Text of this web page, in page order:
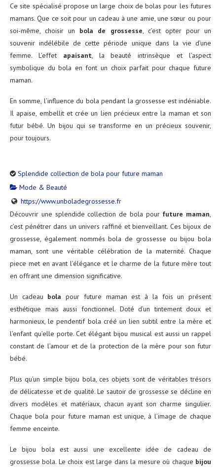
Ce site spécialisé propose un large choix de bolas pour les futures
mamans. Que ce soit pour un cadeau à une amie, une sœur ou pour
soi-même, choisir un bola de grossesse, c’est opter pour un
souvenir indélébile de cette période unique dans la vie d’une
femme. L’effet apaisant, la beauté intrinsèque et l’aspect
symbolique du bola en font un choix parfait pour chaque future
maman.
En somme, l’influence du bola pendant la grossesse est indéniable.
Il apaise, embellit et crée un lien précieux entre la maman et son
futur bébé. Un bijou qui se transforme en un précieux souvenir,
pour toujours.
Splendide collection de bola pour future maman
Mode & Beauté
https://www.unboladegrossesse.fr
Découvrir une splendide collection de bola pour future maman,
c’est pénétrer dans un univers raffiné et bienveillant. Ces bijoux de
grossesse, également nommés bola de grossesse ou bijou bola
maman, sont une véritable célébration de la maternité. Chaque
piece met en avant l’élégance et le charme de la future mère tout
en offrant une dimension significative.
Un cadeau bola pour future maman est à la fois un présent
esthétique mais aussi fonctionnel. Doté d’un tintement doux et
harmonieux, le pendentif bola créé un lien subtil entre la mère et
l’enfant qu’elle porte. Cet élégant bijou musical est aussi un rappel
constant de l’amour et de la protection de la mère pour son futur
bébé.
Plus qu’un simple bijou bola, ces objets sont de véritables trésors
de délicatesse et de qualité. Le sautoir de grossesse se décline en
divers modèles et matériaux, chacun ayant son charme singulier.
Chaque bola pour future maman est unique, à l’image de chaque
femme enceinte.
Le bijou bola est aussi une excellente idée de cadeau de
grossesse bola. Le choix est large dans la mesure où chaque bijou